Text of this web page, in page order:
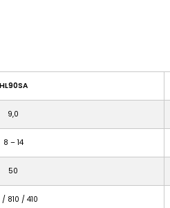
HL90SA
9,0
8 – 14
50
/ 810 / 410